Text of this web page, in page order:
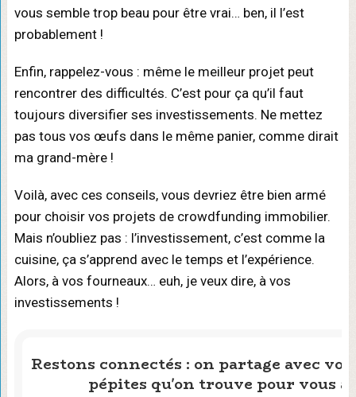
vous semble trop beau pour être vrai… ben, il l’est
probablement !
Enfin, rappelez-vous : même le meilleur projet peut
rencontrer des difficultés. C’est pour ça qu’il faut
toujours diversifier ses investissements. Ne mettez
pas tous vos œufs dans le même panier, comme dirait
ma grand-mère !
Voilà, avec ces conseils, vous devriez être bien armé
pour choisir vos projets de crowdfunding immobilier.
Mais n’oubliez pas : l’investissement, c’est comme la
cuisine, ça s’apprend avec le temps et l’expérience.
Alors, à vos fourneaux… euh, je veux dire, à vos
investissements !
Restons connectés : on partage avec
pépites qu'on trouve pour vous